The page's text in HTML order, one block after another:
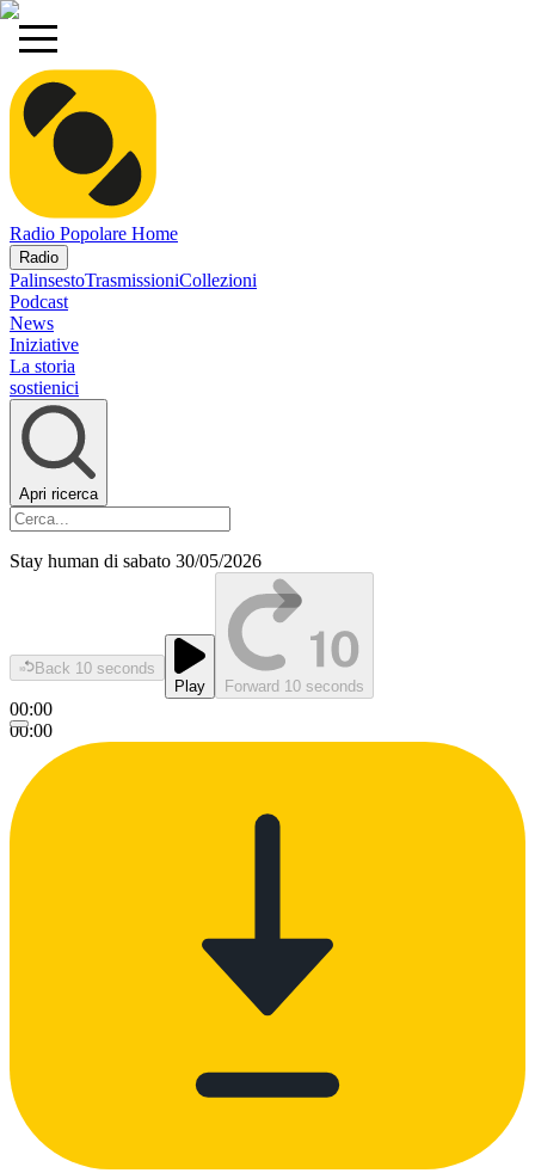
Radio Popolare Home
Radio
PalinsestoTrasmissioniCollezioni
Podcast
News
Iniziative
La storia
sostienici
Apri ricerca
Stay human di sabato 30/05/2026
Back 10 seconds
Play
Forward 10 seconds
00:00
00:00